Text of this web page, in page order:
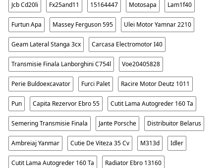
Jcb Cd20li Fx25and11 15164447 Motosapa Lam1f40
Furtun Apa Massey Ferguson 595 Ulei Motor Yamnar 2210
Geam Lateral Stanga 3cx Carcasa Electromotor I40
Transmisie Finala Lanborghini C754l Voe20405828
Perie Buldoexcavator Furci Palet Racire Motor Deutz 1011
Pun Capita Rezervor Ebro 55 Cutit Lama Autogreder 160 Ta
Semering Transmisie Finala Jante Porsche Distribuitor Belarus
Ambreiaj Yanmar Cutie De Viteza 35 Cv M313d Idler
Cutit Lama Autogreder 160 Ta Radiator Ebro 13160